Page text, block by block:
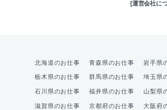
[運営会社に
北海道のお仕事 青森県のお仕事 岩手県
栃木県のお仕事 群馬県のお仕事 埼玉県
石川県のお仕事 福井県のお仕事 山梨県
滋賀県のお仕事 京都府のお仕事 大阪府